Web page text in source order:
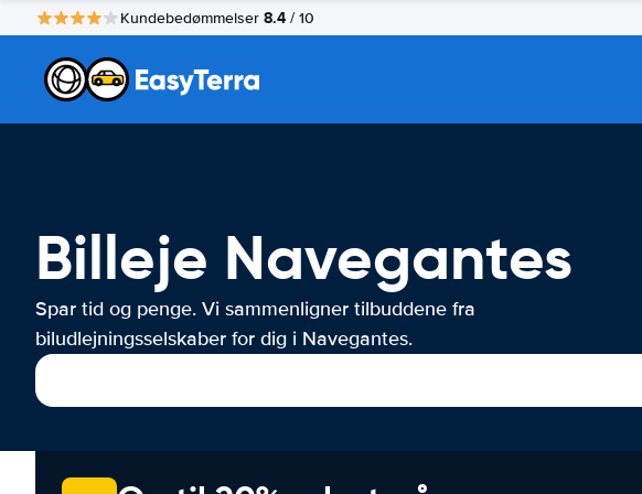
Kundebedømmelser 8.4 / 10
Billeje Navegantes
Spar tid og penge. Vi sammenligner tilbuddene fra
biludlejningsselskaber for dig i Navegantes.